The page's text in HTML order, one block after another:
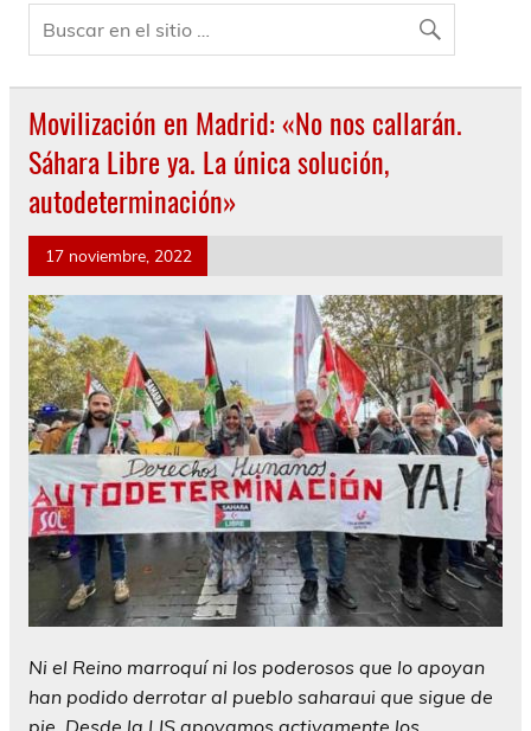
Movilización en Madrid: «No nos callarán.
Sáhara Libre ya. La única solución,
autodeterminación»
17 noviembre, 2022
Ni el Reino marroquí ni los poderosos que lo apoyan
han podido derrotar al pueblo saharaui que sigue de
pie. Desde la LIS apoyamos activamente los